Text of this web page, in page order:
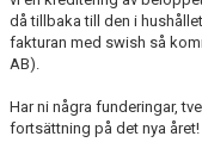
då tillbaka till den i
fakturan med swish så
AB).
Har ni några funderingar,
fortsättning på det nya året!